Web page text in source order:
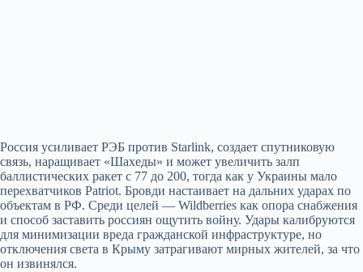
Россия усиливает РЭБ против Starlink, создает спутниковую
связь, наращивает «Шахеды» и может увеличить залп
баллистических ракет с 77 до 200, тогда как у Украины мало
перехватчиков Patriot. Бровди настаивает на дальних ударах по
объектам в РФ. Среди целей — Wildberries как опора снабжения
и способ заставить россиян ощутить войну. Удары калибруются
для минимизации вреда гражданской инфраструктуре, но
отключения света в Крыму затрагивают мирных жителей, за что
он извинялся.